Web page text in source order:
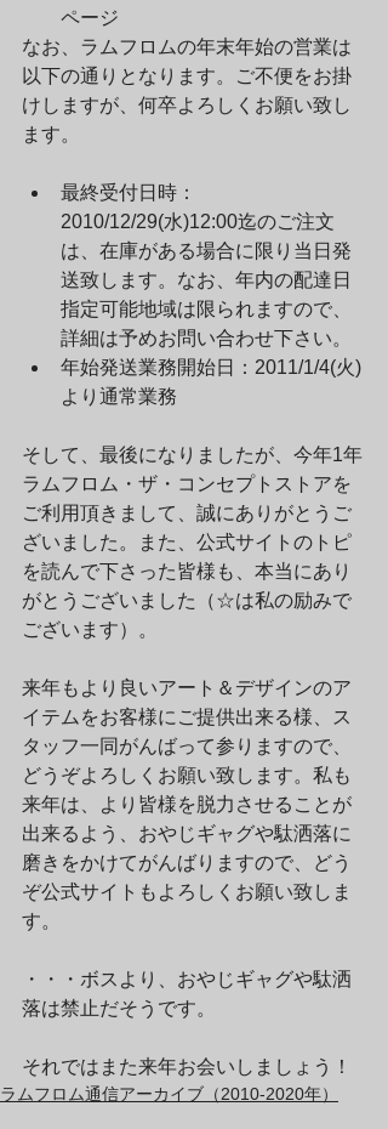
ページ
なお、ラムフロムの年末年始の営業は
以下の通りとなります。ご不便をお掛
けしますが、何卒よろしくお願い致し
ます。
最終受付日時：
2010/12/29(水)12:00迄のご注文
は、在庫がある場合に限り当日発
送致します。 なお、年内の配達日
指定可能地域は限られますので、
詳細は予めお問い合わせ下さい。
年始発送業務開始日：2011/1/4(火)
より通常業務
そして、最後になりましたが、今年1年
ラムフロム・ザ・コンセプトストアを
ご利用頂きまして、誠にありがとうご
ざいました。また、公式サイトのトピ
を読んで下さった皆様も、本当にあり
がとうございました（☆は私の励みで
ございます）。
来年もより良いアート＆デザインのア
イテムをお客様にご提供出来る様、ス
タッフ一同がんばって参りますので、
どうぞよろしくお願い致します。私も
来年は、より皆様を脱力させることが
出来るよう、おやじギャグや駄洒落に
磨きをかけてがんばりますので、どう
ぞ公式サイトもよろしくお願い致しま
す。
・・・ボスより、おやじギャグや駄洒
落は禁止だそうです。
それではまた来年お会いしましょう！
ラムフロム通信アーカイブ（2010-2020年）